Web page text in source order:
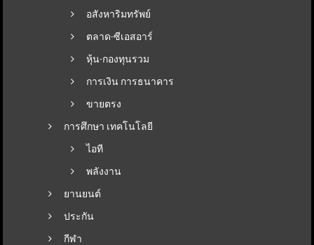
อสังหาริมทรัพย์
ตลาด-ซีเอสอาร์
หุ้น-กองทุนรวม
การเงิน การธนาคาร
ขายตรง
การศึกษา เทคโนโลยี
ไอที
พลังงาน
ยานยนต์
ประกัน
กีฬา